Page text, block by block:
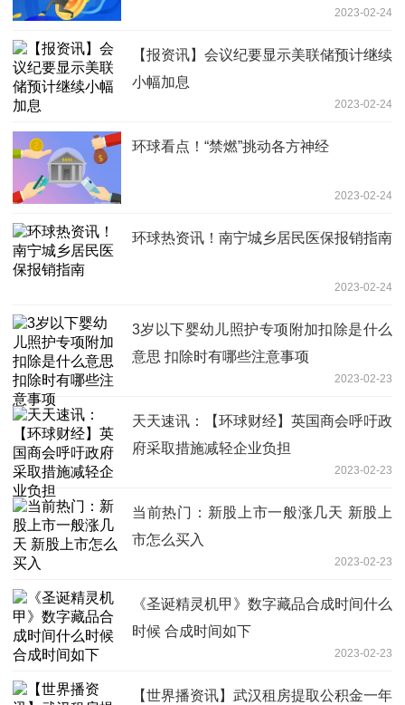
2023-02-24
【报资讯】会议纪要显示美联储预计继续
小幅加息
2023-02-24
环球看点！“禁燃”挑动各方神经
2023-02-24
环球热资讯！南宁城乡居民医保报销指南
2023-02-24
3岁以下婴幼儿照护专项附加扣除是什么
意思 扣除时有哪些注意事项
2023-02-23
天天速讯：【环球财经】英国商会呼吁政
府采取措施减轻企业负担
2023-02-23
当前热门：新股上市一般涨几天 新股上
市怎么买入
2023-02-23
《圣诞精灵机甲》数字藏品合成时间什么
时候 合成时间如下
2023-02-23
【世界播资讯】武汉租房提取公积金一年